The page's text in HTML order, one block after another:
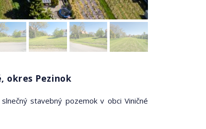
okres Pezinok
stavebný pozemok v obci Viničné